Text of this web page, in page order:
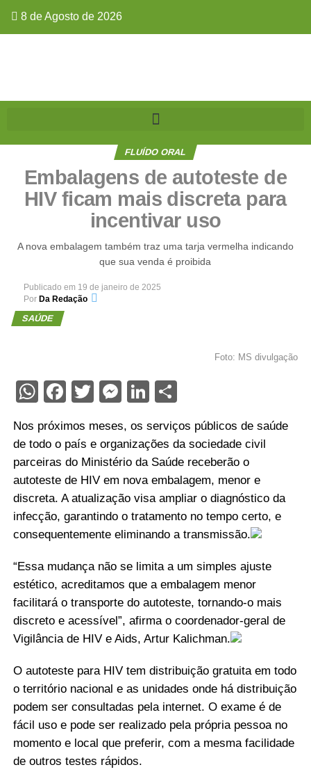
8 de Agosto de 2026
FLUÍDO ORAL
Embalagens de autoteste de
HIV ficam mais discreta para
incentivar uso
A nova embalagem também traz uma tarja vermelha indicando
que sua venda é proibida
Publicado em 19 de janeiro de 2025
Por Da Redação
SAÚDE
Foto: MS divulgação
WhatsApp
Facebook
Twitter
Messenger
LinkedIn
Share
Nos próximos meses, os serviços públicos de saúde
de todo o país e organizações da sociedade civil
parceiras do Ministério da Saúde receberão o
autoteste de HIV em nova embalagem, menor e
discreta. A atualização visa ampliar o diagnóstico da
infecção, garantindo o tratamento no tempo certo, e
consequentemente eliminando a transmissão.
“Essa mudança não se limita a um simples ajuste
estético, acreditamos que a embalagem menor
facilitará o transporte do autoteste, tornando-o mais
discreto e acessível”, afirma o coordenador-geral de
Vigilância de HIV e Aids, Artur Kalichman.
O autoteste para HIV tem distribuição gratuita em todo
o território nacional e as unidades onde há distribuição
podem ser consultadas pela internet. O exame é de
fácil uso e pode ser realizado pela própria pessoa no
momento e local que preferir, com a mesma facilidade
de outros testes rápidos.